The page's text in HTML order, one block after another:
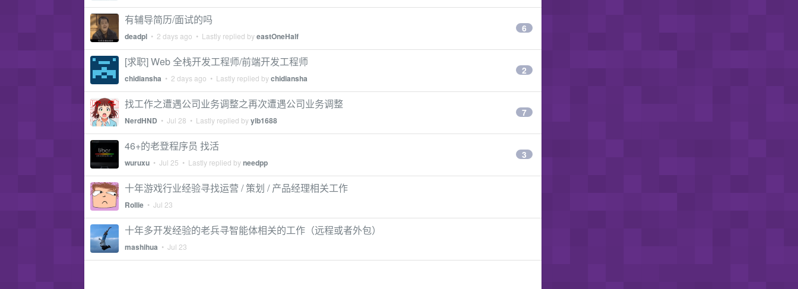
有辅导简历/面试的吗
deadpl • 2 days ago • Lastly replied byeastOneHalf
6
[求职] Web 全栈开发工程师/前端开发工程师
chidiansha • 2 days ago • Lastly replied bychidiansha
2
找工作之遭遇公司业务调整之再次遭遇公司业务调整
NerdHND • Jul 28 • Lastly replied byylb1688
7
46+的老登程序员 找活
wuruxu • Jul 25 • Lastly replied byneedpp
3
十年游戏行业经验寻找运营 / 策划 / 产品经理相关工作
Rollie • Jul 23
十年多开发经验的老兵寻智能体相关的工作（远程或者外包）
mashihua • Jul 23